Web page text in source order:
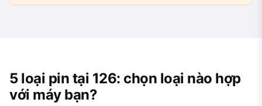
5 loại pin tại 126: chọn loại nào hợp
với máy bạn?